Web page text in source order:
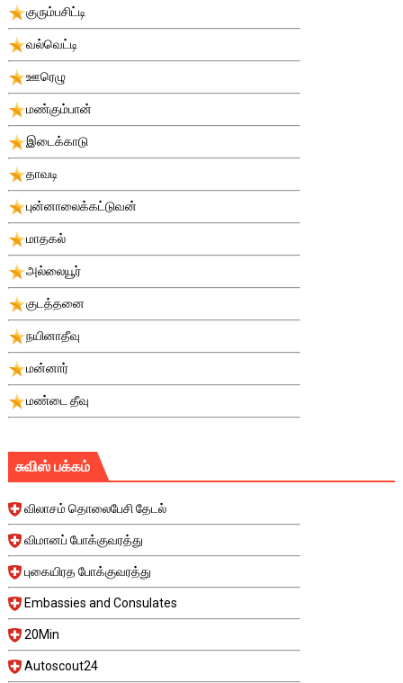
குரும்பசிட்டி
வல்வெட்டி
ஊரெழு
மண்கும்பான்
இடைக்காடு
தாவடி
புன்னாலைக்கட்டுவன்
மாதகல்
அல்லையூர்
குடத்தனை
நயினாதீவு
மன்னார்
மண்டை தீவு
சுவிஸ் பக்கம்
விலாசம் தொலைபேசி தேடல்
விமானப் போக்குவரத்து
புகையிரத போக்குவரத்து
Embassies and Consulates
20Min
Autoscout24